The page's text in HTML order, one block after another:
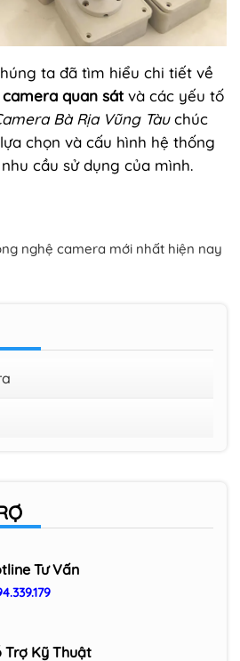
ta đã tìm hiểu chi tiết về
quan sátvà các yếu tố
Bà Rịa Vũng Tàuchúc
chọn và cấu hình hệ thống
cầu sử dụng của mình.
nghệ camera mới nhất hiện nay
Tư Vấn
Trợ Kỹ Thuật